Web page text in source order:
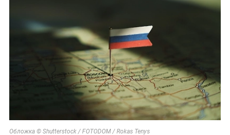
Обложка © Shutterstock / FOTODOM / Rokas Tenys